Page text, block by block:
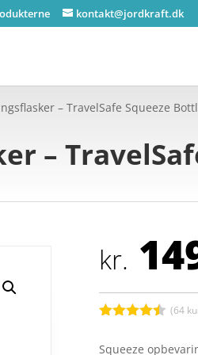
kontakt@jordkraft.dk
– TravelSafe Squeeze
–
kr.
(64
Squeeze